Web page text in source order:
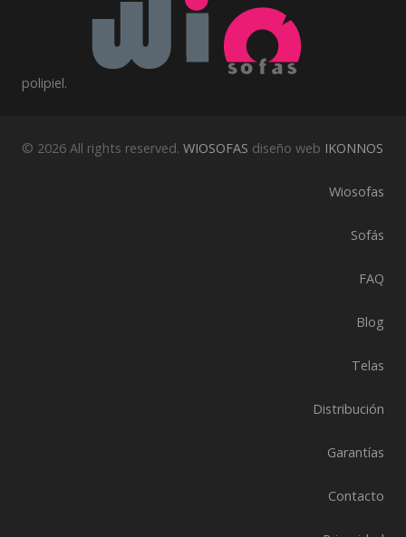
polipiel.
© 2026 All rights reserved. WIOSOFAS diseño web IKONNOS
Wiosofas
Sofás
FAQ
Blog
Telas
Distribución
Garantías
Contacto